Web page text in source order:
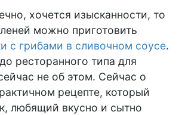
хочется изысканности, то
можно приготовить
с грибами в сливочном соусе.
ресторанного типа для
не об этом. Сейчас о
рецепте, который
любящий вкусно и сытно